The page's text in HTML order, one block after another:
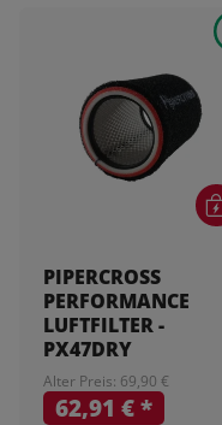
PIPERCROSS
PERFORMANCE
LUFTFILTER -
PX47DRY
Alter Preis: 69,90 €
62,91 €*